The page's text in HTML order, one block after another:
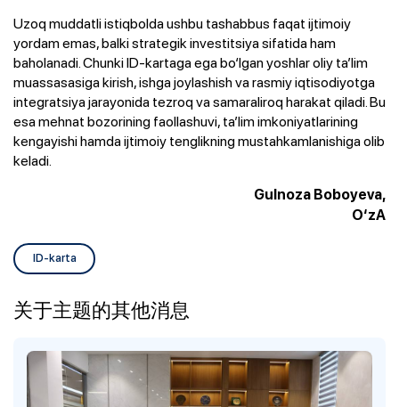
Uzoq muddatli istiqbolda ushbu tashabbus faqat ijtimoiy
yordam emas, balki strategik investitsiya sifatida ham
baholanadi. Chunki ID-kartaga ega bo‘lgan yoshlar oliy ta’lim
muassasasiga kirish, ishga joylashish va rasmiy iqtisodiyotga
integratsiya jarayonida tezroq va samaraliroq harakat qiladi. Bu
esa mehnat bozorining faollashuvi, ta’lim imkoniyatlarining
kengayishi hamda ijtimoiy tenglikning mustahkamlanishiga olib
keladi.
Gulnoza Boboyeva,
O‘zA
ID-karta
关于主题的其他消息